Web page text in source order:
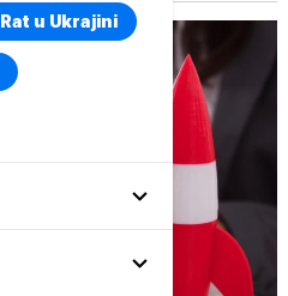
Rat u Ukrajini